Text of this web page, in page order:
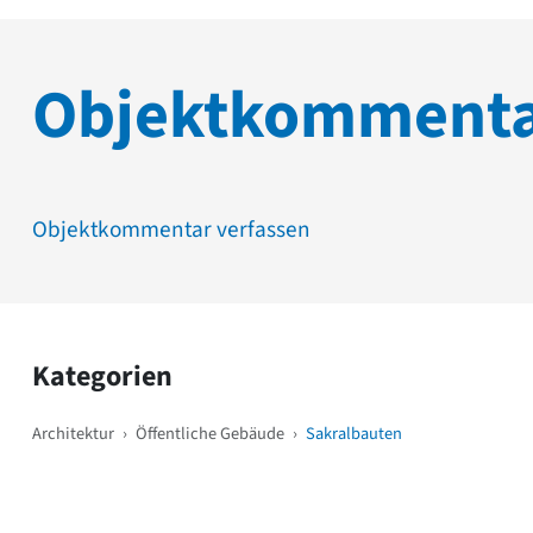
Objektkommentar verfassen
Kategorien
Architektur › Öffentliche Gebäude › Sakralbauten